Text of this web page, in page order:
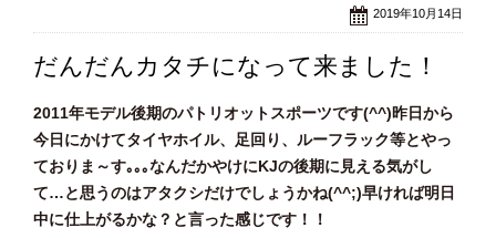
2019年10月14日
だんだんカタチになって来ました！
2011年モデル後期のパトリオットスポーツです(^^)昨日から
今日にかけてタイヤホイル、足回り、ルーフラック等とやっ
ておりま～す｡｡｡なんだかやけにKJの後期に見える気がし
て…と思うのはアタクシだけでしょうかね(^^;)早ければ明日
中に仕上がるかな？と言った感じです！！